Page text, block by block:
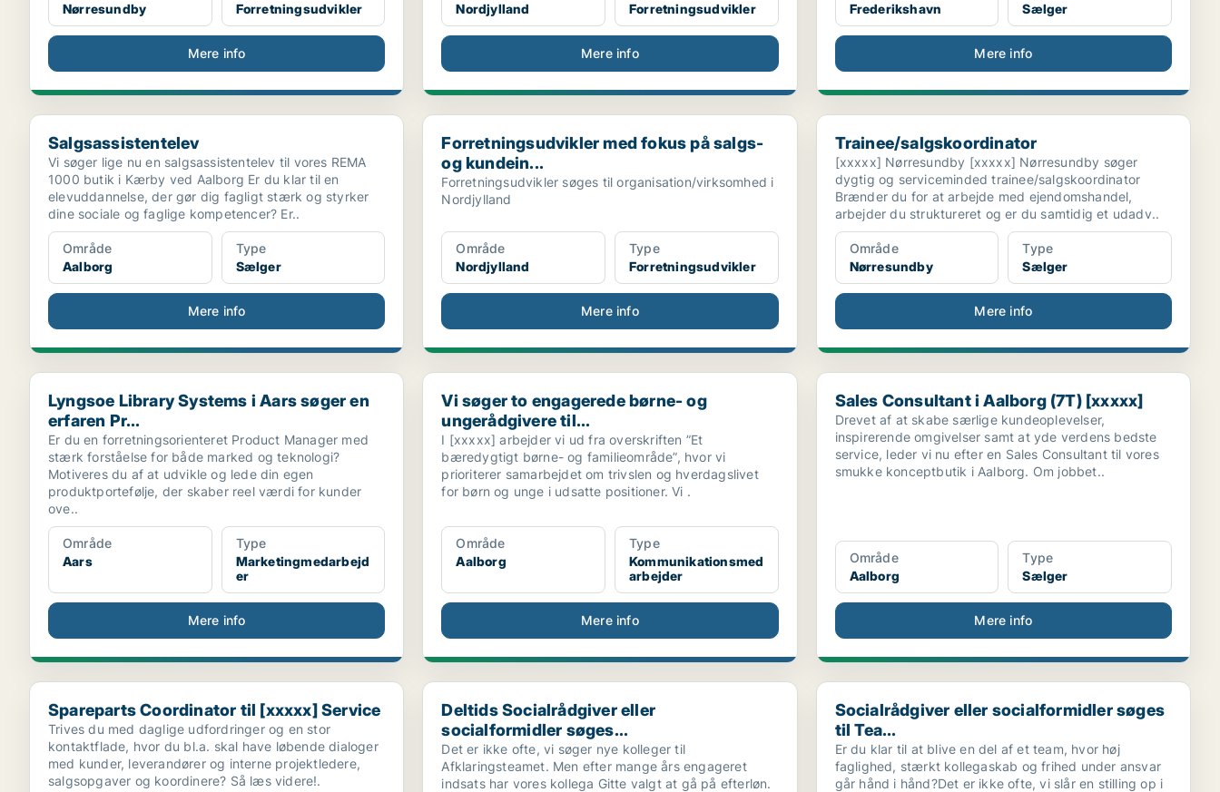
Nørresundby
Forretningsudvikler
Mere info
Nordjylland
Forretningsudvikler
Mere info
Frederikshavn
Sælger
Mere info
Salgsassistentelev
Salgsassistentelev
Vi søger lige nu en salgsassistentelev til vores REMA
1000 butik i Kærby ved Aalborg Er du klar til en
elevuddannelse, der gør dig fagligt stærk og styrker
dine sociale og faglige kompetencer? Er..
Område
Aalborg
Type
Sælger
Mere info
Forretningsudvikler med fokus på salgs- og kundein...
Forretningsudvikler med fokus på salgs-
og kundein...
Forretningsudvikler søges til organisation/virksomhed i
Nordjylland
Område
Nordjylland
Type
Forretningsudvikler
Mere info
Trainee/salgskoordinator
Trainee/salgskoordinator
[xxxxx] Nørresundby [xxxxx] Nørresundby søger
dygtig og serviceminded trainee/salgskoordinator
Brænder du for at arbejde med ejendomshandel,
arbejder du struktureret og er du samtidig et udadv..
Område
Nørresundby
Type
Sælger
Mere info
Lyngsoe Library Systems i Aars søger en erfaren Pr...
Lyngsoe Library Systems i Aars søger en
erfaren Pr...
Er du en forretningsorienteret Product Manager med
stærk forståelse for både marked og teknologi?
Motiveres du af at udvikle og lede din egen
produktportefølje, der skaber reel værdi for kunder
ove..
Område
Aars
Type
Marketingmedarbejd
er
Mere info
Vi søger to engagerede børne- og ungerådgivere til...
Vi søger to engagerede børne- og
ungerådgivere til...
I [xxxxx] arbejder vi ud fra overskriften ”Et
bæredygtigt børne- og familieområde”, hvor vi
prioriterer samarbejdet om trivslen og hverdagslivet
for børn og unge i udsatte positioner. Vi .
Område
Aalborg
Type
Kommunikationsmed
arbejder
Mere info
Sales Consultant i Aalborg (7T) [xxxxx]
Sales Consultant i Aalborg (7T) [xxxxx]
Drevet af at skabe særlige kundeoplevelser,
inspirerende omgivelser samt at yde verdens bedste
service, leder vi nu efter en Sales Consultant til vores
smukke konceptbutik i Aalborg. Om jobbet..
Område
Aalborg
Type
Sælger
Mere info
Spareparts Coordinator til [xxxxx] Service
Spareparts Coordinator til [xxxxx] Service
Trives du med daglige udfordringer og en stor
kontaktflade, hvor du bl.a. skal have løbende dialoger
med kunder, leverandører og interne projektledere,
salgsopgaver og koordinere? Så læs videre!.
Deltids Socialrådgiver eller socialformidler søges...
Deltids Socialrådgiver eller
socialformidler søges...
Det er ikke ofte, vi søger nye kolleger til
Afklaringsteamet. Men efter mange års engageret
indsats har vores kollega Gitte valgt at gå på efterløn.
Socialrådgiver eller socialformidler søges til Tea...
Socialrådgiver eller socialformidler søges
til Tea...
Er du klar til at blive en del af et team, hvor høj
faglighed, stærkt kollegaskab og frihed under ansvar
går hånd i hånd?Det er ikke ofte, vi slår en stilling op i